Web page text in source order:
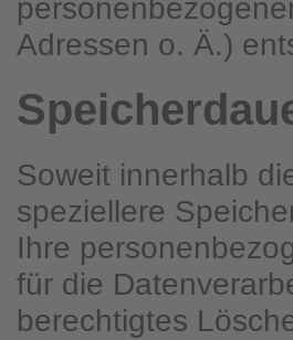
Adressen o. Ä.)
Soweit innerhalb
speziellere
Ihre
für die
berechtigtes